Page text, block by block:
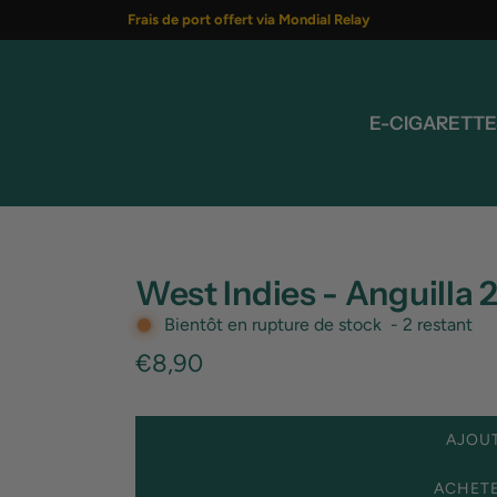
Frais de port offert via Mondial Relay
E-
West Indies - Anguilla
Bientôt en rupture de stock - 2 restant
Prix
€8,90